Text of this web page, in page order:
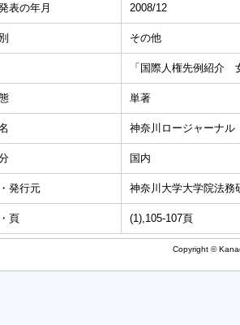
表の年月 2008/12
その他
「国際人権先例紹介
単著
神奈川ロージャーナル
国内
発行元 神奈川大学大学院法務
頁 (1),105-107頁
Copyright ©